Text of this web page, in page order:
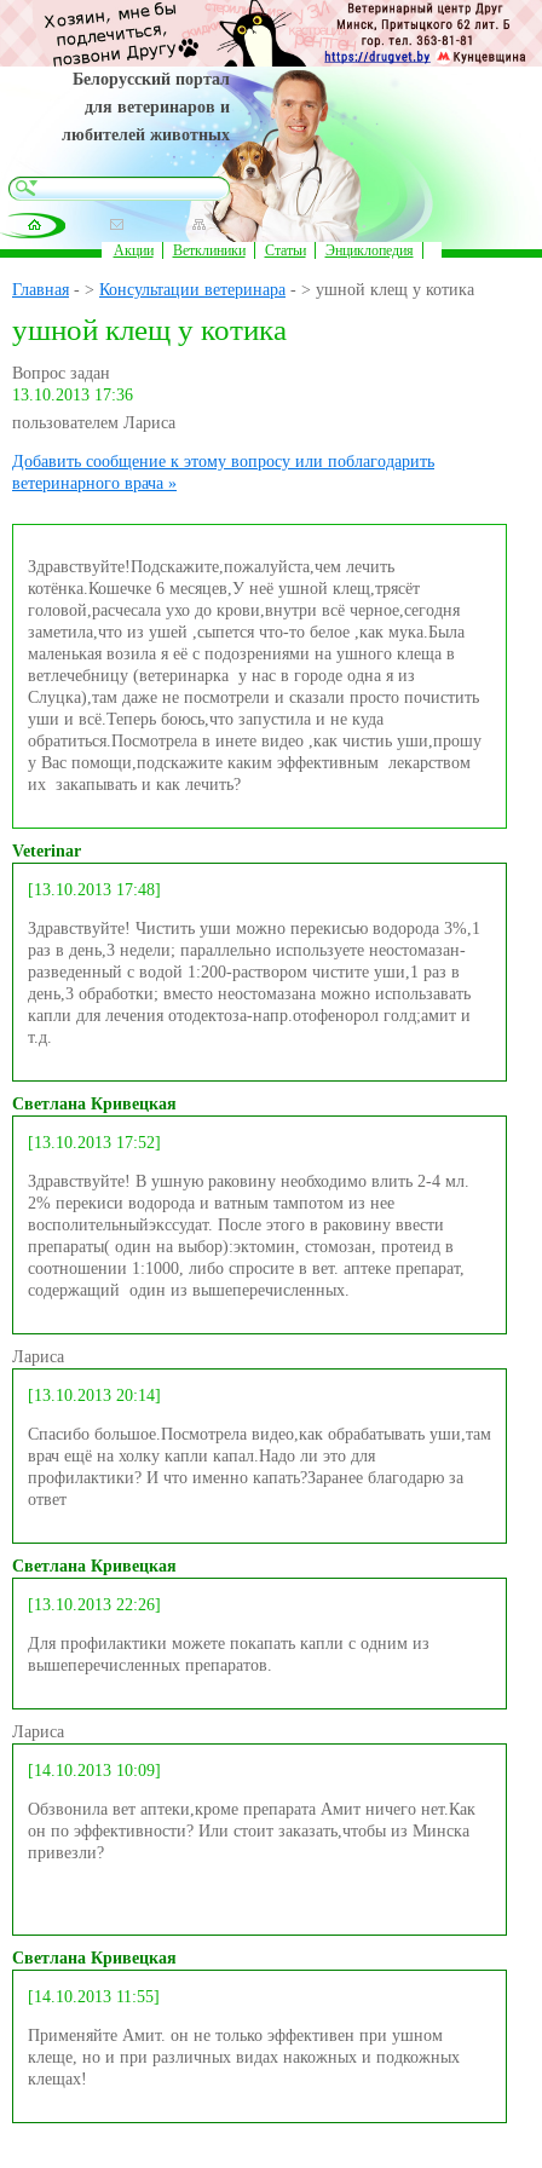
Белорусский портал
для ветеринаров и
любителей животных
Главная - > Консультации ветеринара - > ушной клещ у котика
ушной клещ у котика
Вопрос задан
13.10.2013 17:36
пользователем Лариса
Добавить сообщение к этому вопросу или поблагодарить
ветеринарного врача »
Здравствуйте!Подскажите,пожалуйста,чем лечить
котёнка.Кошечке 6 месяцев,У неё ушной клещ,трясёт
головой,расчесала ухо до крови,внутри всё черное,сегодня
заметила,что из ушей ,сыпется что-то белое ,как мука.Была
маленькая возила я её с подозрениями на ушного клеща в
ветлечебницу (ветеринарка у нас в городе одна я из
Слуцка),там даже не посмотрели и сказали просто почистить
уши и всё.Теперь боюсь,что запустила и не куда
обратиться.Посмотрела в инете видео ,как чистиь уши,прошу
у Вас помощи,подскажите каким эффективным лекарством
их закапывать и как лечить?
Veterinar
[13.10.2013 17:48]
Здравствуйте! Чистить уши можно перекисью водорода 3%,1
раз в день,3 недели; параллельно используете неостомазан-
разведенный с водой 1:200-раствором чистите уши,1 раз в
день,3 обработки; вместо неостомазана можно использавать
капли для лечения отодектоза-напр.отофенорол голд;амит и
т.д.
Светлана Кривецкая
[13.10.2013 17:52]
Здравствуйте! В ушную раковину необходимо влить 2-4 мл.
2% перекиси водорода и ватным тампотом из нее
восполительныйэкссудат. После этого в раковину ввести
препараты( один на выбор):эктомин, стомозан, протеид в
соотношении 1:1000, либо спросите в вет. аптеке препарат,
содержащий один из вышеперечисленных.
Лариса
[13.10.2013 20:14]
Спасибо большое.Посмотрела видео,как обрабатывать уши,там
врач ещё на холку капли капал.Надо ли это для
профилактики? И что именно капать?Заранее благодарю за
ответ
Светлана Кривецкая
[13.10.2013 22:26]
Для профилактики можете покапать капли с одним из
вышеперечисленных препаратов.
Лариса
[14.10.2013 10:09]
Обзвонила вет аптеки,кроме препарата Амит ничего нет.Как
он по эффективности? Или стоит заказать,чтобы из Минска
привезли?
Светлана Кривецкая
[14.10.2013 11:55]
Применяйте Амит. он не только эффективен при ушном
клеще, но и при различных видах накожных и подкожных
клещах!
Акции Ветклиники Статьи Энциклопедия